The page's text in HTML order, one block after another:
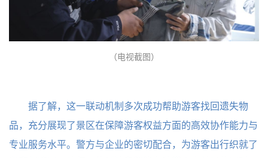
（电视截图）
据了解，这一联动机制多次成功帮助游客找回遗失物
品，充分展现了景区在保障游客权益方面的高效协作能力与
专业服务水平。警方与企业的密切配合，为游客出行织就了